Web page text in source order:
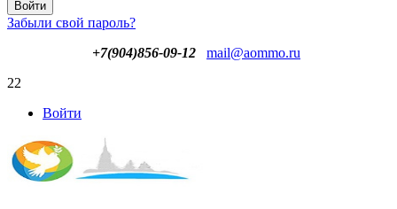
Забыли свой пароль?
+7(904)856-09-12
mail@aommo.ru
22
Войти